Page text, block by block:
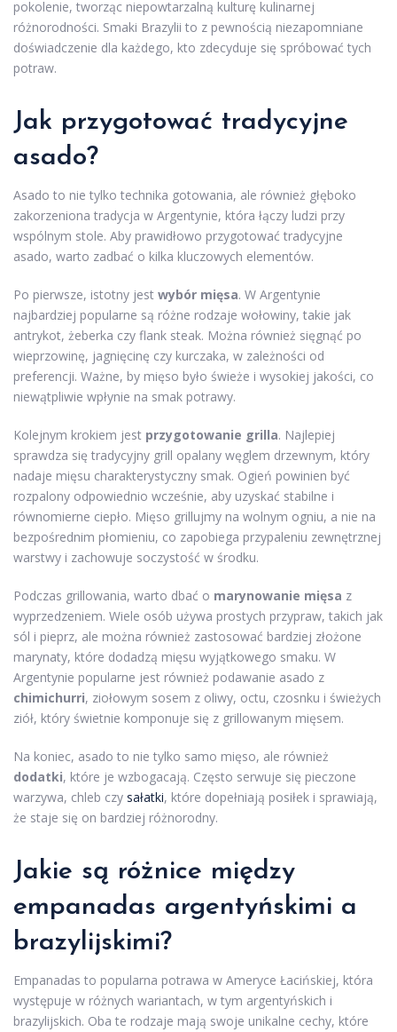
pokolenie, tworząc niepowtarzalną kulturę kulinarnej
różnorodności. Smaki Brazylii to z pewnością niezapomniane
doświadczenie dla każdego, kto zdecyduje się spróbować tych
potraw.
Jak przygotować tradycyjne
asado?
Asado to nie tylko technika gotowania, ale również głęboko
zakorzeniona tradycja w Argentynie, która łączy ludzi przy
wspólnym stole. Aby prawidłowo przygotować tradycyjne
asado, warto zadbać o kilka kluczowych elementów.
Po pierwsze, istotny jest wybór mięsa. W Argentynie
najbardziej popularne są różne rodzaje wołowiny, takie jak
antrykot, żeberka czy flank steak. Można również sięgnąć po
wieprzowinę, jagnięcinę czy kurczaka, w zależności od
preferencji. Ważne, by mięso było świeże i wysokiej jakości, co
niewątpliwie wpłynie na smak potrawy.
Kolejnym krokiem jest przygotowanie grilla. Najlepiej
sprawdza się tradycyjny grill opalany węglem drzewnym, który
nadaje mięsu charakterystyczny smak. Ogień powinien być
rozpalony odpowiednio wcześnie, aby uzyskać stabilne i
równomierne ciepło. Mięso grillujmy na wolnym ogniu, a nie na
bezpośrednim płomieniu, co zapobiega przypaleniu zewnętrznej
warstwy i zachowuje soczystość w środku.
Podczas grillowania, warto dbać o marynowanie mięsa z
wyprzedzeniem. Wiele osób używa prostych przypraw, takich jak
sól i pieprz, ale można również zastosować bardziej złożone
marynaty, które dodadzą mięsu wyjątkowego smaku. W
Argentynie popularne jest również podawanie asado z
chimichurri, ziołowym sosem z oliwy, octu, czosnku i świeżych
ziół, który świetnie komponuje się z grillowanym mięsem.
Na koniec, asado to nie tylko samo mięso, ale również
dodatki, które je wzbogacają. Często serwuje się pieczone
warzywa, chleb czy sałatki, które dopełniają posiłek i sprawiają,
że staje się on bardziej różnorodny.
Jakie są różnice między
empanadas argentyńskimi a
brazylijskimi?
Empanadas to popularna potrawa w Ameryce Łacińskiej, która
występuje w różnych wariantach, w tym argentyńskich i
brazylijskich. Oba te rodzaje mają swoje unikalne cechy, które